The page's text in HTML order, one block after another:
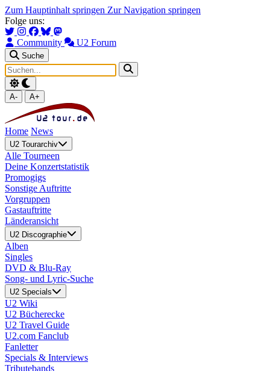
Zum Hauptinhalt springen Zur Navigation springen
Folge uns:
Community U2 Forum
Suche
A- A+
Home News
U2 Tourarchiv
Alle Tourneen
Deine Konzertstatistik
Promogigs
Sonstige Auftritte
Vorgruppen
Gastauftritte
Länderansicht
U2 Discographie
Alben
Singles
DVD & Blu-Ray
Song- und Lyric-Suche
U2 Specials
U2 Wiki
U2 Bücherecke
U2 Travel Guide
U2.com Fanclub
Fanletter
Specials & Interviews
Tributebands